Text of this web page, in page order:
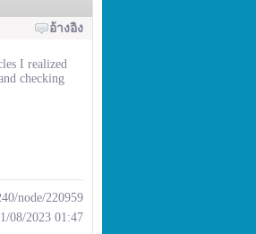
อ้างอิง
I realized
checking
node/220959
08/2023 01:47